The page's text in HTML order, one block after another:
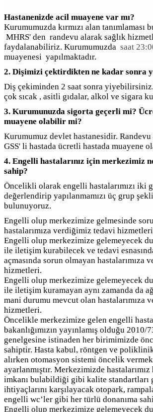
Hastanenizde acil muayene var mı?
Kurumumuzda kırmızı alan tanımlaması
MHRS' den randevu alarak sağlık
faydalanabiliriz. Kurumumuzda saat
muayenesi yapılmaktadır.
2. Dişimizi çektirdikten ne kadar sonra
Diş çekiminden 2 saat sonra
çok sıcak , asitli gıdalar, alkol ve sigara
3. Kurumunuzda sigorta geçerli mi?
muayene olabilir mi?
Kurumumuz devlet hastanesidir. Randevu
GSS' li hastada ücretli hastada muayene
4. Engelli hastalarınız için merkezimiz
sahip?
Öncelikli olarak engelli hastalarımızı iki
değerlendirip yapılanmamızı üç grup
bulunuyoruz.
Engelli olup merkezimize gelmesinde
hastalarımıza verdiğimiz tedavi
Engelli olup merkezimize gelemeyecek
ile iletişim kurabilecek ve tedavi
açmasında sorun olmayan hastalarımıza
hizmetleri.
Engelli olup merkezimize gelemeyecek
ile iletişim kuramayan aynı zamanda da
mani durumu mevcut olan hastalarımıza
hizmetleri.
Öncelikle merkezimize gelen engelli
bakanlığımızın yayınlamış olduğu 2010/
genelgesine istinaden her birimimizde
sahiptir. Hasta kabul, röntgen ve
alırken otomasyon sistemi öncelik
ayarlanmıştır. Merkezimizde
imkanı bulabildiği gibi kalite standartları
ihtiyaçlarını karşılayacak otopark,
engelli wc’ler gibi her türlü donanıma
Engelli olup merkezimize gelemeyecek